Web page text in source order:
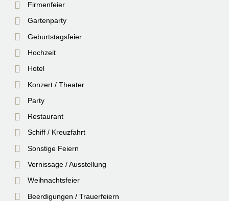
Firmenfeier
Gartenparty
Geburtstagsfeier
Hochzeit
Hotel
Konzert / Theater
Party
Restaurant
Schiff / Kreuzfahrt
Sonstige Feiern
Vernissage / Ausstellung
Weihnachtsfeier
Beerdigungen / Trauerfeiern